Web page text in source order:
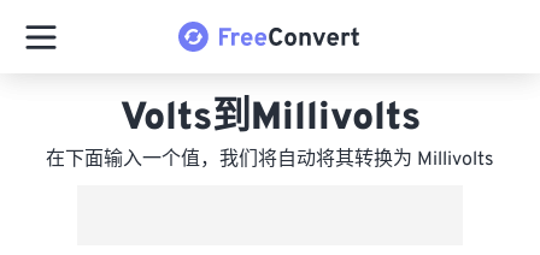
Volts到Millivolts
在下面输入一个值，我们将自动将其转换为 Millivolts